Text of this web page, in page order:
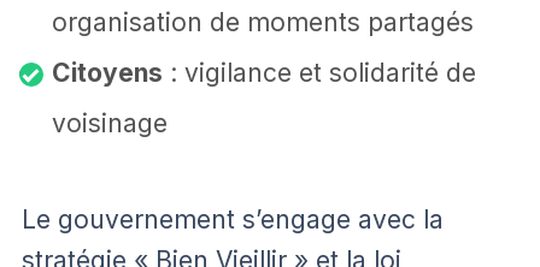
organisation de moments partagés
Citoyens : vigilance et solidarité de
voisinage
Le gouvernement s’engage avec la
stratégie « Bien Vieillir » et la loi